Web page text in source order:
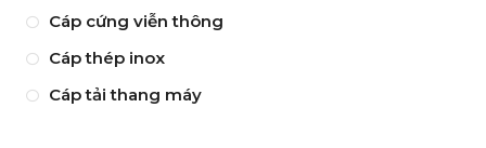
Cáp cứng viễn thông
Cáp thép inox
Cáp tải thang máy